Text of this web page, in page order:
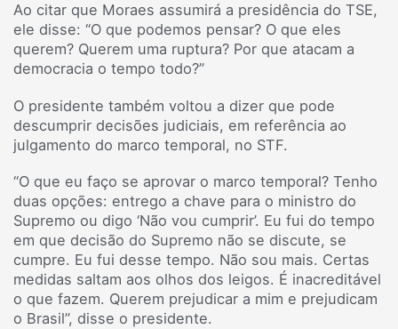
Ao citar que Moraes assumirá a presidência do TSE,
ele disse: “O que podemos pensar? O que eles
querem? Querem uma ruptura? Por que atacam a
democracia o tempo todo?”
O presidente também voltou a dizer que pode
descumprir decisões judiciais, em referência ao
julgamento do marco temporal, no STF.
“O que eu faço se aprovar o marco temporal? Tenho
duas opções: entrego a chave para o ministro do
Supremo ou digo ‘Não vou cumprir’. Eu fui do tempo
em que decisão do Supremo não se discute, se
cumpre. Eu fui desse tempo. Não sou mais. Certas
medidas saltam aos olhos dos leigos. É inacreditável
o que fazem. Querem prejudicar a mim e prejudicam
o Brasil”, disse o presidente.